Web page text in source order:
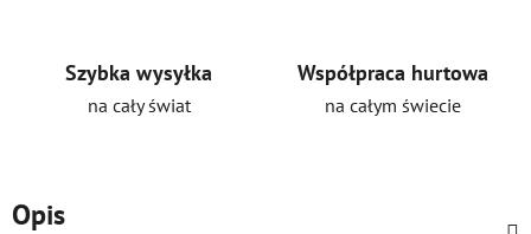
Szybka wysyłka
na cały świat
Współpraca hurtowa
na całym świecie
Opis